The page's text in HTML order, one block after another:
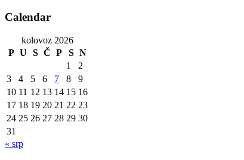
Calendar
kolovoz 2026
P U S Č P S N
1
2
3
4 5 6 7 8
9
10 11 12 13 14 15 16
17 18 19 20 21 22 23
24 25 26 27 28 29 30
31
« srp